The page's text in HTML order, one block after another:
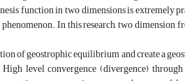
function in two dimensions is extremely
In this research, two
of geostrophic equilibrium and create a
level convergence (divergence)